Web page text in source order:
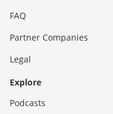
FAQ
Partner Companies
Legal
Explore
Podcasts